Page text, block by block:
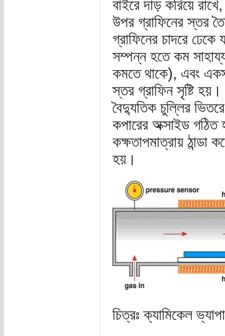
বাইরে দাড় করিয়ে
উপর গ্রাফিনের স্তর
গ্রাফিনের চাদরে
সম্পন্ন হতে কম
কমতে থাকে), এবং
স্তর গ্রাফিন সৃষ্টি
বৈদ্যুতিক চুল্লির
কপারের অক্সাইড গঠিত
কক্ষতাপমাত্রায় ঠান্ডা
হয়।
চিত্রঃ ক্যামিকেল